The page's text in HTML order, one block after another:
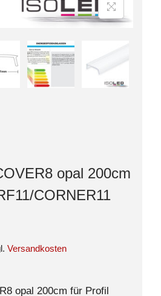
opal 200cm
CORNER11
Versandkosten
opal 200cm für Profil